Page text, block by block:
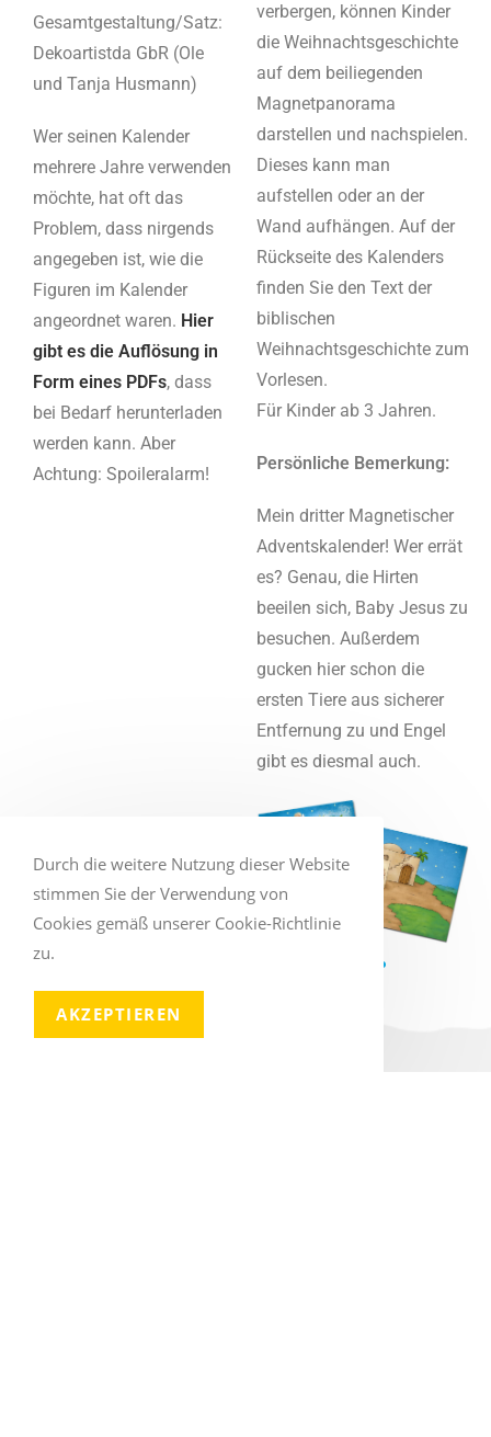
Gesamtgestaltung/Satz:
Dekoartistda GbR (Ole
und Tanja Husmann)
Wer seinen Kalender
mehrere Jahre verwenden
möchte, hat oft das
Problem, dass nirgends
angegeben ist, wie die
Figuren im Kalender
angeordnet waren. Hier
gibt es die Auflösung in
Form eines PDFs, dass
bei Bedarf herunterladen
werden kann. Aber
Achtung: Spoileralarm!
verbergen, können Kinder
die Weihnachtsgeschichte
auf dem beiliegenden
Magnetpanorama
darstellen und nachspielen.
Dieses kann man
aufstellen oder an der
Wand aufhängen. Auf der
Rückseite des Kalenders
finden Sie den Text der
biblischen
Weihnachtsgeschichte zum
Vorlesen.
Für Kinder ab 3 Jahren.
Persönliche Bemerkung:
Mein dritter Magnetischer
Adventskalender! Wer errät
es? Genau, die Hirten
beeilen sich, Baby Jesus zu
besuchen. Außerdem
gucken hier schon die
ersten Tiere aus sicherer
Entfernung zu und Engel
gibt es diesmal auch.
Durch die weitere Nutzung dieser Website
stimmen Sie der Verwendung von
Cookies gemäß unserer Cookie-Richtlinie
zu.
AKZEPTIEREN